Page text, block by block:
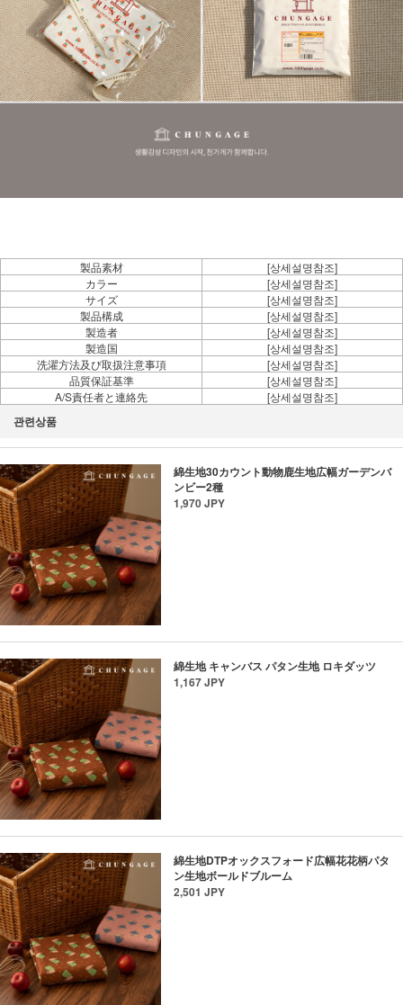
製品素材
[상세설명참조]
カラー
[상세설명참조]
サイズ
[상세설명참조]
製品構成
[상세설명참조]
製造者
[상세설명참조]
製造国
[상세설명참조]
洗濯方法及び取扱注意事項
[상세설명참조]
品質保証基準
[상세설명참조]
A/S責任者と連絡先
[상세설명참조]
관련상품
綿生地30カウント動物鹿生地広幅ガーデンバ
ンビー2種
1,970 JPY
綿生地 キャンバス パタン生地 ロキダッツ
1,167 JPY
綿生地DTPオックスフォード広幅花花柄パタ
ン生地ボールドブルーム
2,501 JPY